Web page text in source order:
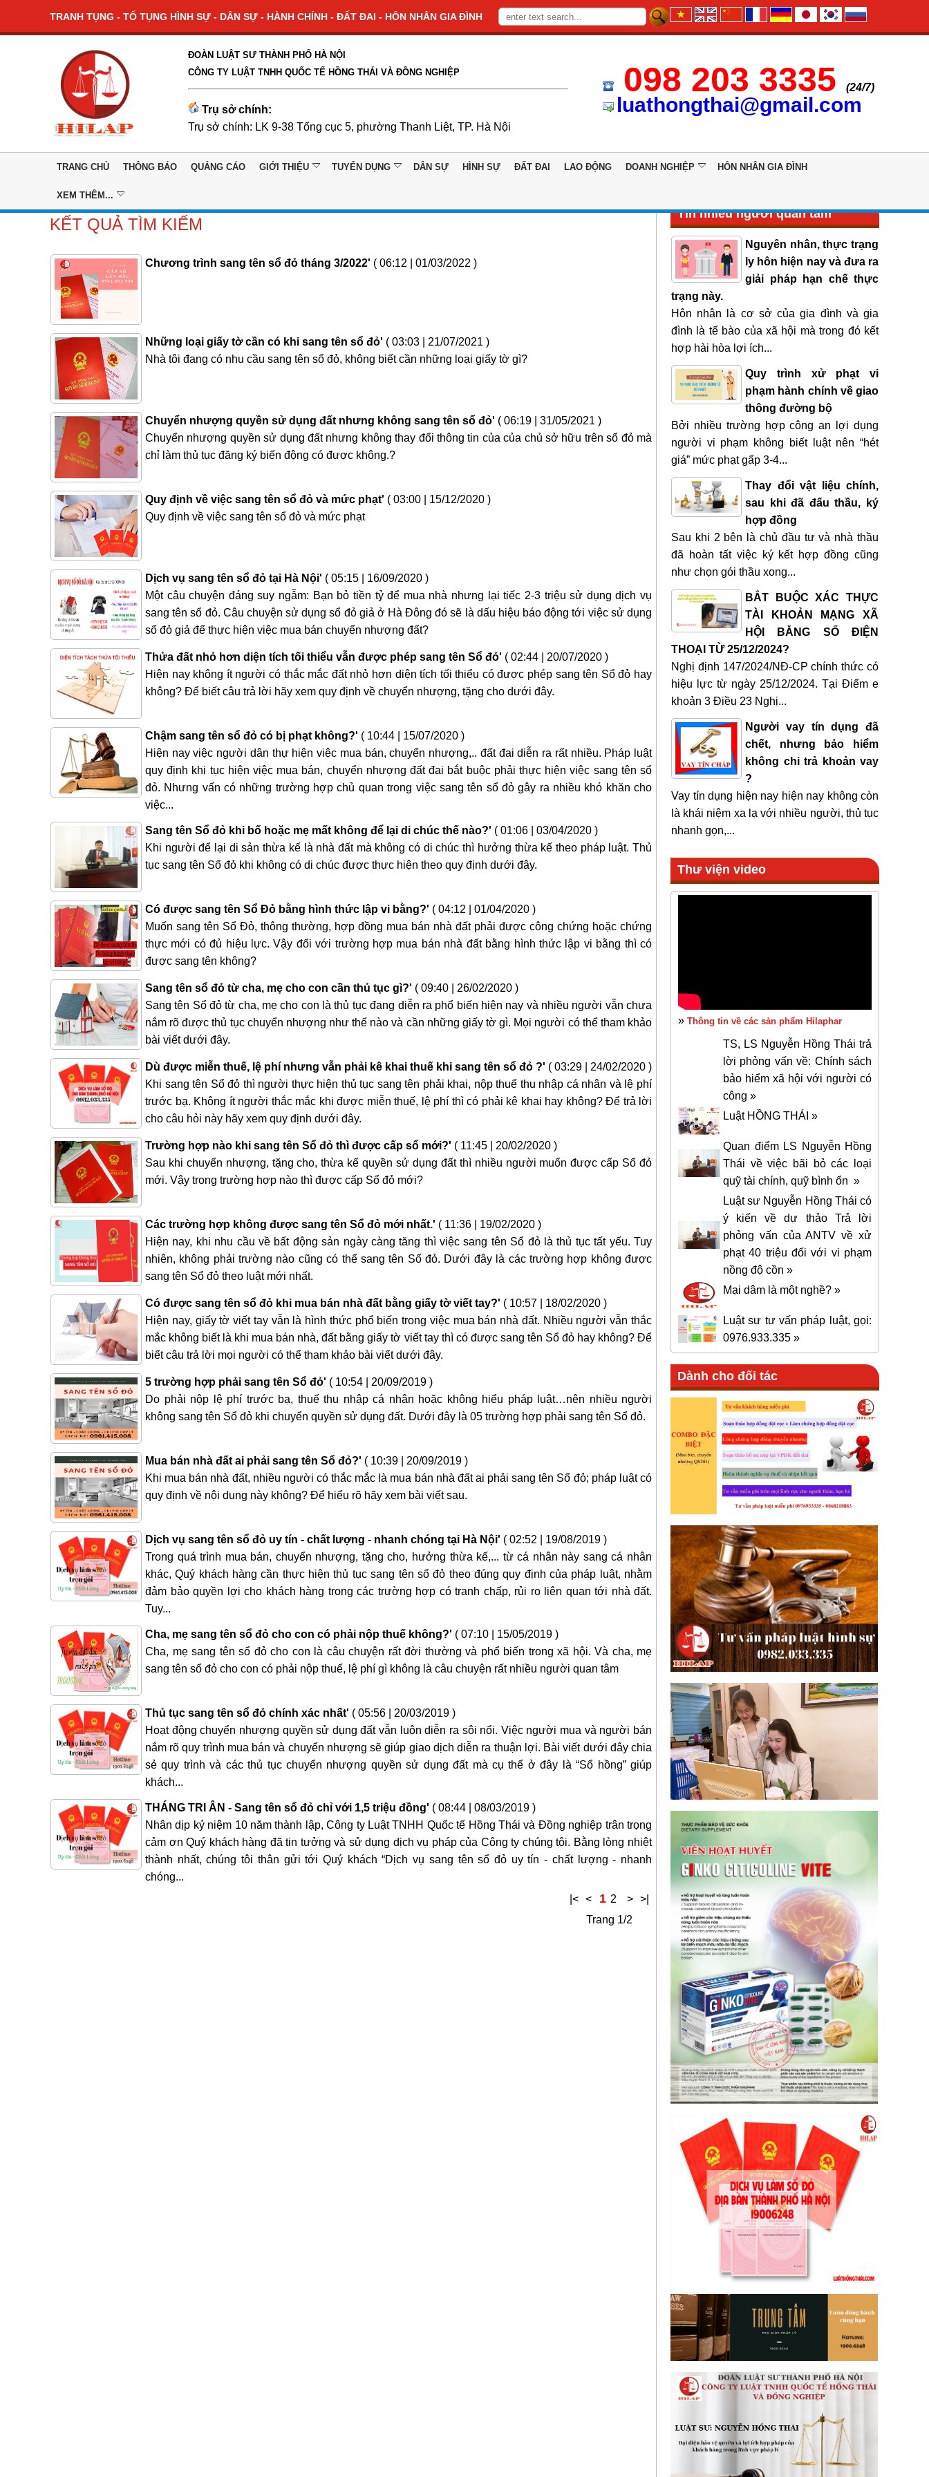
TRANH TỤNG - TỐ TỤNG HÌNH SỰ - DÂN SỰ - HÀNH CHÍNH - ĐẤT ĐAI - HÔN NHÂN GIA ĐÌNH
ĐOÀN LUẬT SƯ THÀNH PHỐ HÀ NỘI
CÔNG TY LUẬT TNHH QUỐC TẾ HỒNG THÁI VÀ ĐỒNG NGHIỆP
Trụ sở chính:
Trụ sở chính: LK 9-38 Tổng cục 5, phường Thanh Liệt, TP. Hà Nội
098 203 3335 (24/7)
luathongthai@gmail.com
TRANG CHỦ THÔNG BÁO QUẢNG CÁO GIỚI THIỆU TUYỂN DỤNG DÂN SỰ HÌNH SỰ ĐẤT ĐAI LAO ĐỘNG DOANH NGHIỆP HÔN NHÂN GIA ĐÌNH
XEM THÊM...
KẾT QUẢ TÌM KIẾM
Chương trình sang tên sổ đỏ tháng 3/2022' ( 06:12 | 01/03/2022 )
Những loại giấy tờ cần có khi sang tên sổ đỏ' ( 03:03 | 21/07/2021 )
Nhà tôi đang có nhu cầu sang tên sổ đỏ, không biết cần những loại giấy tờ gì?
Chuyển nhượng quyền sử dụng đất nhưng không sang tên sổ đỏ' ( 06:19 | 31/05/2021 )
Chuyển nhượng quyền sử dụng đất nhưng không thay đổi thông tin của của chủ sở hữu trên sổ đỏ mà
chỉ làm thủ tục đăng ký biến động có được không.?
Quy định về việc sang tên sổ đỏ và mức phạt' ( 03:00 | 15/12/2020 )
Quy định về việc sang tên sổ đỏ và mức phạt
Dịch vụ sang tên sổ đỏ tại Hà Nội' ( 05:15 | 16/09/2020 )
Một câu chuyện đáng suy ngẫm: Bạn bỏ tiền tỷ để mua nhà nhưng lại tiếc 2-3 triệu sử dụng dịch vụ
sang tên sổ đỏ. Câu chuyện sử dụng sổ đỏ giả ở Hà Đông đó sẽ là dấu hiệu báo động tới việc sử dụng
sổ đỏ giả để thực hiện việc mua bán chuyển nhượng đất?
Thửa đất nhỏ hơn diện tích tối thiểu vẫn được phép sang tên Sổ đỏ' ( 02:44 | 20/07/2020 )
Hiện nay không ít người có thắc mắc đất nhỏ hơn diện tích tối thiểu có được phép sang tên Sổ đỏ hay
không? Để biết câu trả lời hãy xem quy định về chuyển nhượng, tặng cho dưới đây.
Chậm sang tên sổ đỏ có bị phạt không?' ( 10:44 | 15/07/2020 )
Hiện nay việc người dân thự hiện việc mua bán, chuyển nhượng,.. đất đai diễn ra rất nhiều. Pháp luật
quy định khi tục hiện việc mua bán, chuyển nhượng đất đai bắt buộc phải thực hiện việc sang tên sổ
đỏ. Nhưng vấn có những trường hợp chủ quan trong việc sang tên sổ đỏ gây ra nhiều khó khăn cho
việc...
Sang tên Sổ đỏ khi bố hoặc mẹ mất không để lại di chúc thế nào?' ( 01:06 | 03/04/2020 )
Khi người để lại di sản thừa kế là nhà đất mà không có di chúc thì hưởng thừa kế theo pháp luật. Thủ
tục sang tên Sổ đỏ khi không có di chúc được thực hiện theo quy định dưới đây.
Có được sang tên Sổ Đỏ bằng hình thức lập vi bằng?' ( 04:12 | 01/04/2020 )
Muốn sang tên Sổ Đỏ, thông thường, hợp đồng mua bán nhà đất phải được công chứng hoặc chứng
thực mới có đủ hiệu lực. Vậy đối với trường hợp mua bán nhà đất bằng hình thức lập vi bằng thì có
được sang tên không?
Sang tên sổ đỏ từ cha, mẹ cho con cần thủ tục gì?' ( 09:40 | 26/02/2020 )
Sang tên Sổ đỏ từ cha, mẹ cho con là thủ tục đang diễn ra phổ biến hiện nay và nhiều người vẫn chưa
nắm rõ được thủ tục chuyển nhượng như thế nào và cần những giấy tờ gì. Mọi người có thể tham khảo
bài viết dưới đây.
Dù được miễn thuế, lệ phí nhưng vẫn phải kê khai thuế khi sang tên sổ đỏ ?' ( 03:29 | 24/02/2020 )
Khi sang tên Sổ đỏ thì người thực hiện thủ tục sang tên phải khai, nộp thuế thu nhập cá nhân và lệ phí
trước bạ. Không ít người thắc mắc khi được miễn thuế, lệ phí thì có phải kê khai hay không? Để trả lời
cho câu hỏi này hãy xem quy định dưới đây.
Trường hợp nào khi sang tên Sổ đỏ thì được cấp sổ mới?' ( 11:45 | 20/02/2020 )
Sau khi chuyển nhượng, tặng cho, thừa kế quyền sử dụng đất thì nhiều người muốn được cấp Sổ đỏ
mới. Vậy trong trường hợp nào thì được cấp Sổ đỏ mới?
Các trường hợp không được sang tên Sổ đỏ mới nhất.' ( 11:36 | 19/02/2020 )
Hiện nay, khi nhu cầu về bất động sản ngày càng tăng thì việc sang tên Sổ đỏ là thủ tục tất yếu. Tuy
nhiên, không phải trường nào cũng có thể sang tên Sổ đỏ. Dưới đây là các trường hợp không được
sang tên Sổ đỏ theo luật mới nhất.
Có được sang tên sổ đỏ khi mua bán nhà đất bằng giấy tờ viết tay?' ( 10:57 | 18/02/2020 )
Hiện nay, giấy tờ viết tay vẫn là hình thức phổ biến trong việc mua bán nhà đất. Nhiều người vẫn thắc
mắc không biết là khi mua bán nhà, đất bằng giấy tờ viết tay thì có được sang tên Sổ đỏ hay không? Để
biết câu trả lời mọi người có thể tham khảo bài viết dưới đây.
5 trường hợp phải sang tên Sổ đỏ' ( 10:54 | 20/09/2019 )
Do phải nộp lệ phí trước bạ, thuế thu nhập cá nhân hoặc không hiểu pháp luật…nên nhiều người
không sang tên Sổ đỏ khi chuyển quyền sử dụng đất. Dưới đây là 05 trường hợp phải sang tên Sổ đỏ.
Mua bán nhà đất ai phải sang tên Sổ đỏ?' ( 10:39 | 20/09/2019 )
Khi mua bán nhà đất, nhiều người có thắc mắc là mua bán nhà đất ai phải sang tên Sổ đỏ; pháp luật có
quy định về nội dung này không? Để hiểu rõ hãy xem bài viết sau.
Dịch vụ sang tên sổ đỏ uy tín - chất lượng - nhanh chóng tại Hà Nội' ( 02:52 | 19/08/2019 )
Trong quá trình mua bán, chuyển nhượng, tặng cho, hưởng thừa kế,... từ cá nhân này sang cá nhân
khác, Quý khách hàng cần thực hiện thủ tục sang tên sổ đỏ theo đúng quy định của pháp luật, nhằm
đảm bảo quyền lợi cho khách hàng trong các trường hợp có tranh chấp, rủi ro liên quan tới nhà đất.
Tuy...
Cha, mẹ sang tên sổ đỏ cho con có phải nộp thuế không?' ( 07:10 | 15/05/2019 )
Cha, mẹ sang tên sổ đỏ cho con là câu chuyện rất đời thường và phổ biến trong xã hội. Và cha, mẹ
sang tên sổ đỏ cho con có phải nộp thuế, lệ phí gì không là câu chuyện rất nhiều người quan tâm
Thủ tục sang tên sổ đỏ chính xác nhất' ( 05:56 | 20/03/2019 )
Hoạt động chuyển nhượng quyền sử dụng đất vẫn luôn diễn ra sôi nổi. Việc người mua và người bán
nắm rõ quy trình mua bán và chuyển nhượng sẽ giúp giao dịch diễn ra thuận lợi. Bài viết dưới đây chia
sẻ quy trình và các thủ tục chuyển nhượng quyền sử dụng đất mà cụ thể ở đây là “Sổ hồng” giúp
khách...
THÁNG TRI ÂN - Sang tên sổ đỏ chỉ với 1,5 triệu đồng' ( 08:44 | 08/03/2019 )
Nhân dịp kỷ niệm 10 năm thành lập, Công ty Luật TNHH Quốc tế Hồng Thái và Đồng nghiệp trân trọng
cảm ơn Quý khách hàng đã tin tưởng và sử dụng dịch vụ pháp của Công ty chúng tôi. Bằng lòng nhiệt
thành nhất, chúng tôi thân gửi tới Quý khách “Dịch vụ sang tên sổ đỏ uy tín - chất lượng - nhanh
chóng...
|< < 1 2 > >|
Trang 1/2
Tin nhiều người quan tâm
Nguyên nhân, thực trạng
ly hôn hiện nay và đưa ra
giải pháp hạn chế thực
trạng này.
Hôn nhân là cơ sở của gia đình và gia
đình là tế bào của xã hội mà trong đó kết
hợp hài hòa lợi ích...
Quy trình xử phạt vi
phạm hành chính về giao
thông đường bộ
Bởi nhiều trường hợp công an lợi dụng
người vi phạm không biết luật nên “hét
giá” mức phạt gấp 3-4...
Thay đổi vật liệu chính,
sau khi đã đấu thầu, ký
hợp đồng
Sau khi 2 bên là chủ đầu tư và nhà thầu
đã hoàn tất việc ký kết hợp đồng cũng
như chọn gói thầu xong...
BẮT BUỘC XÁC THỰC
TÀI KHOẢN MẠNG XÃ
HỘI BẰNG SỐ ĐIỆN
THOẠI TỪ 25/12/2024?
Nghị định 147/2024/NĐ-CP chính thức có
hiệu lực từ ngày 25/12/2024. Tại Điểm e
khoản 3 Điều 23 Nghị...
Người vay tín dụng đã
chết, nhưng bảo hiểm
không chi trả khoản vay
?
Vay tín dụng hiện nay hiện nay không còn
là khái niệm xa lạ với nhiều người, thủ tục
nhanh gọn,...
Thư viện video
» Thông tin về các sản phẩm Hilaphar
TS, LS Nguyễn Hồng Thái trả
lời phỏng vấn về: Chính sách
bảo hiểm xã hội với người có
công »
Luật HỒNG THÁI »
Quan điểm LS Nguyễn Hồng
Thái về việc bãi bỏ các loại
quỹ tài chính, quỹ bình ổn »
Luật sư Nguyễn Hồng Thái có
ý kiến về dự thảo Trả lời
phỏng vấn của ANTV về xử
phạt 40 triệu đối với vi phạm
nồng độ cồn »
Mại dâm là một nghề? »
Luật sư tư vấn pháp luật, gọi:
0976.933.335 »
Dành cho đối tác